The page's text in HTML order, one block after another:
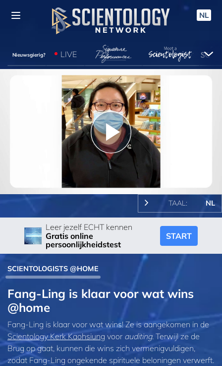
NL
Nieuwsgierig? LIVE
Play
Video
TAAL: NL
Leer jezelf ECHT kennen
Gratis online
persoonlijkheidstest
START
SCIENTOLOGISTS @HOME
Fang‑Ling is klaar voor wat wins
@home
Fang‑Ling is klaar voor wat wins! Ze is aangekomen in de
Scientology Kerk Kaohsiung voor auditing. Terwijl ze de
Brug op gaat, kunnen die wins zich vermenigvuldigen,
zodat Fang‑Ling ongekende spirituele beloningen verwerft.